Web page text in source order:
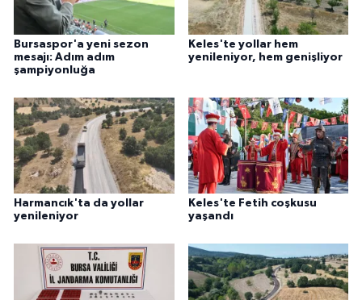
Bursaspor'a yeni sezon
mesajı: Adım adım
şampiyonluğa
Keles'te yollar hem
yenileniyor, hem genişliyor
Harmancık'ta da yollar
yenileniyor
Keles'te Fetih coşkusu
yaşandı